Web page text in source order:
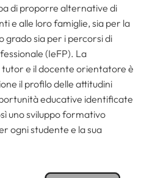
di proporre alternative di
e alle loro famiglie, sia per la
grado sia per i percorsi di
(IeFP). La
e il docente orientatore è
il profilo delle attitudini
educative identificate
uno sviluppo formativo
ogni studente e la sua